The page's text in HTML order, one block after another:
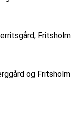
Fritsholm
og Fritsholm